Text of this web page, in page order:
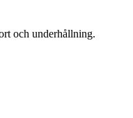
och underhållning.